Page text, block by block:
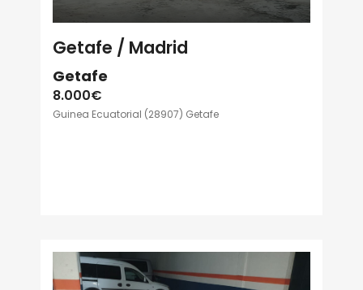
Getafe / Madrid
Getafe
8.000€
Guinea Ecuatorial (28907) Getafe